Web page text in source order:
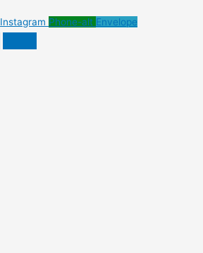
Instagram Phone-alt Envelope